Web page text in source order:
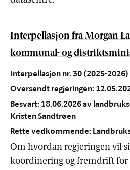
Interpellasjon fra Morgan
kommunal- og
Interpellasjon nr. 30 (2025-2026)
Oversendt regjeringen:
Besvart: 18.06.2026 av
Kristen Sandtrøen
Rette vedkommende:
Om hvordan regjeringen vil
koordinering og fremdrift for